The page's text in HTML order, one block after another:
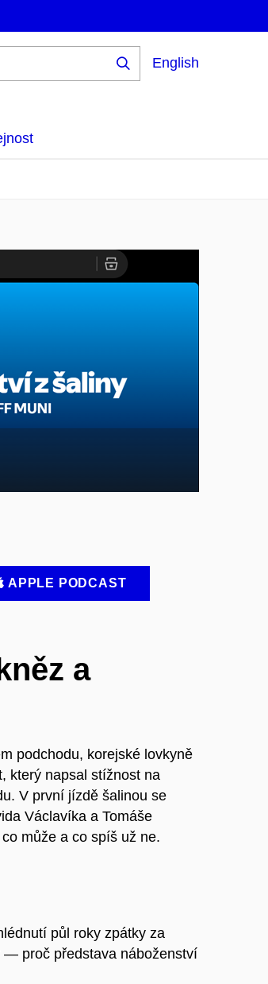
English
APPLE PODCAST
a
podchodu, korejské lovkyně
který napsal stížnost na
V první jízdě šalinou se
Václavíka a Tomáše
může a co spíš už ne.
půl roky zpátky za
— proč představa náboženství